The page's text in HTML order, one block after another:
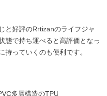
と好評のRrtizanのライフジャ
態で持ち運べると高評価となっ
持っていくのも便利です。
多層構造のTPU